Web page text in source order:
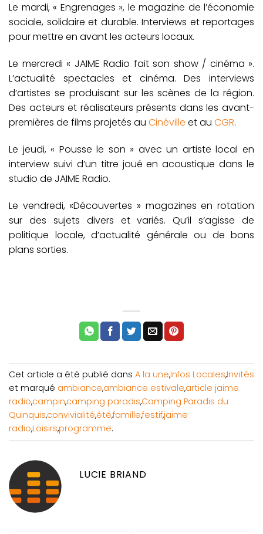
Le mardi, « Engrenages », le magazine de l’économie
sociale, solidaire et durable. Interviews et reportages
pour mettre en avant les acteurs locaux.
Le mercredi « JAIME Radio fait son show / cinéma ».
L’actualité spectacles et cinéma. Des interviews
d’artistes se produisant sur les scènes de la région.
Des acteurs et réalisateurs présents dans les avant-
premières de films projetés au Cinéville et au CGR.
Le jeudi, « Pousse le son » avec un artiste local en
interview suivi d’un titre joué en acoustique dans le
studio de JAIME Radio.
Le vendredi, «Découvertes » magazines en rotation
sur des sujets divers et variés. Qu’il s’agisse de
politique locale, d’actualité générale ou de bons
plans sorties.
Cet article a été publié dans A la une,Infos Locales,Invités
et marqué ambiance,ambiance estivale,article jaime
radio,campin,camping paradis,Camping Paradis du
Quinquis,convivialité,été,famille,festif,jaime
radio,Loisirs,programme.
LUCIE BRIAND